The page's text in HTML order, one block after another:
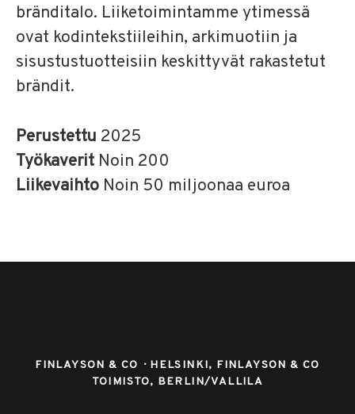
bränditalo. Liiketoimintamme ytimessä
ovat kodintekstiileihin, arkimuotiin ja
sisustustuotteisiin keskittyvät rakastetut
brändit.
Perustettu 2025
Työkaverit Noin 200
Liikevaihto Noin 50 miljoonaa euroa
FINLAYSON & CO · HELSINKI, FINLAYSON & CO
TOIMISTO, BERLIN/VALLILA